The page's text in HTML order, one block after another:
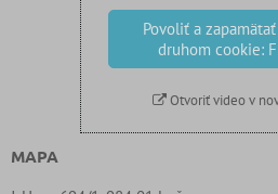
Povoliť a
druhom cookie:
Otvoriť video v
MAPA